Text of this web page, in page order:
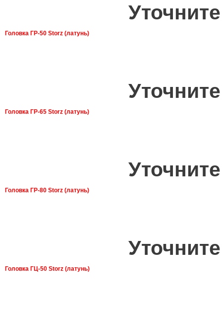
Головка ГР-50 Storz (латунь)
Головка ГР-65 Storz (латунь)
Головка ГР-80 Storz (латунь)
Головка ГЦ-50 Storz (латунь)